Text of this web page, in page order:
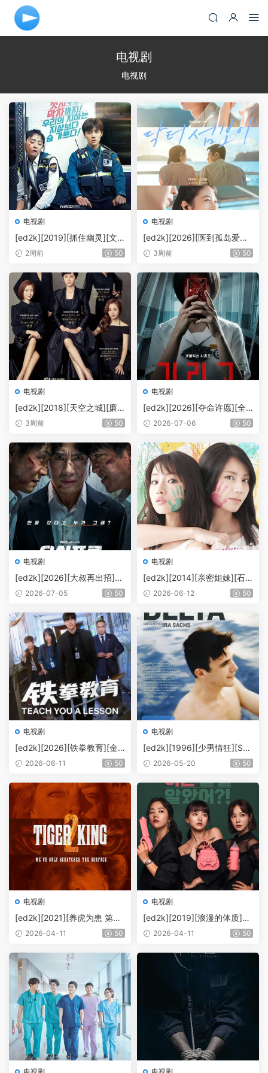
电视剧
电视剧
电视剧
[ed2k][2019][抓住幽灵][文
根英/金宣虎][喜剧/爱情][中英
p.Amazon.WEB-DL.AVC.DD
P.2.0-DBTV]
2周前 50
电视剧
[ed2k][2026][医到孤岛爱上
你][李宰旭/辛睿恩][剧情][中
0p.DSNP.WEB-DL.AAC2.0.
H.264-DepWeb]
3周前 50
电视剧
[ed2k][2018][天空之城][廉
晶雅/李泰兰][剧情][中文字幕]
WEB-DL.DDP2.0.x264-Ao]
3周前 50
电视剧
[ed2k][2026][夺命许愿][全
昭映/姜美娜][剧情/恐怖][中英
p.NF.WEB-DL.x264.DDP5.1.
Atmos-ADWeb]
2026-07-06 50
电视剧
[ed2k][2026][大叔再出招]
[申河均/吴正世][喜剧/动作]
80p.MAX.WEB-DL.H265.DD
P2.0-AilMWeb]
2026-07-05 50
电视剧
[ed2k][2014][亲密姐妹][石
原里美/松下奈绪][剧情/爱情]
Ray.x265.10bit.FLAC.MNH
D-FRDS]
2026-06-12 50
电视剧
[ed2k][2026][铁拳教育][金
武烈/李星民][剧情/动作][中英
p.NF.WEB-DL.DDP5.1.Atmo
s.H264-HDSWEB]
2026-06-11 50
电视剧
[ed2k][1996][少男情狂][Sha
yne Gray/Thang Chan][剧
080p.DD1.0.x264.BMDru]
2026-05-20 50
电视剧
[ed2k][2021][养虎为患 第二
季][怪人乔][纪录片/传记/犯
080p.Netflix.WEB-DL.AVC.
DDP.5.1-DBTV]
2026-04-11 50
电视剧
[ed2k][2019][浪漫的体质]
[千玗嬉/全余赟][喜剧/爱情]
080p.WEB-DL]
2026-04-11 50